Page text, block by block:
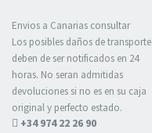
Envios a Canarias consultar
Los posibles daños de transporte
deben de ser notificados en 24
horas. No seran admitidas
devoluciones si no es en su caja
original y perfecto estado.
+34 974 22 26 90